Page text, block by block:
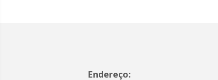
Endereço: